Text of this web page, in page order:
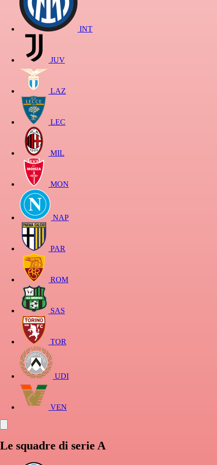
INT
JUV
LAZ
LEC
MIL
MON
NAP
PAR
ROM
SAS
TOR
UDI
VEN
Le squadre di serie A